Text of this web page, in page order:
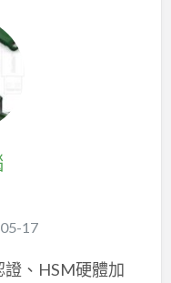
17
證、HSM硬體加